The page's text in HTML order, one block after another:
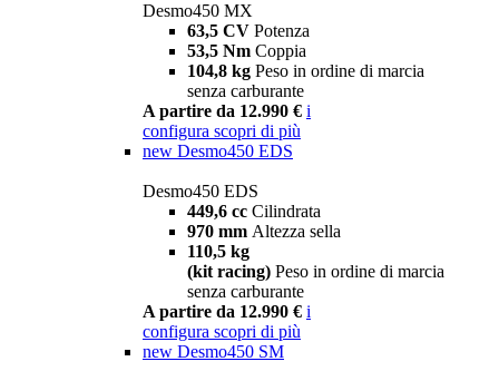
Desmo450 MX
63,5 CV Potenza
53,5 Nm Coppia
104,8 kg Peso in ordine di marcia
senza carburante
A partire da 12.990 € i
configura scopri di più
new Desmo450 EDS
Desmo450 EDS
449,6 cc Cilindrata
970 mm Altezza sella
110,5 kg
(kit racing) Peso in ordine di marcia
senza carburante
A partire da 12.990 € i
configura scopri di più
new Desmo450 SM